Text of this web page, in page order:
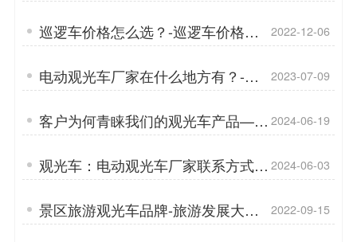
术之旅「专菱」
巡逻车价格怎么选？-巡逻车价格为
什么不一样？[专菱]
2022-12-06
电动观光车厂家在什么地方有？-电
动观光车的正确充电方式「专菱」
2023-07-09
客户为何青睐我们的观光车产品——
品质与服务的双重保障「专菱」
2024-06-19
观光车：电动观光车厂家联系方式直
达「专菱」
2024-06-03
景区旅游观光车品牌-旅游发展大方
向「专菱」
2022-09-15